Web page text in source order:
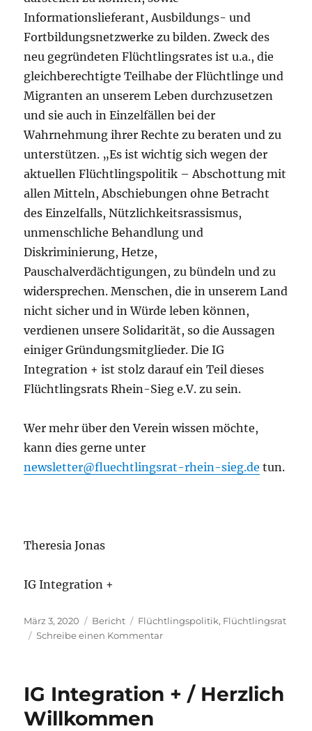
Informationslieferant, Ausbildungs- und
Fortbildungsnetzwerke zu bilden. Zweck des
neu gegründeten Flüchtlingsrates ist u.a., die
gleichberechtigte Teilhabe der Flüchtlinge und
Migranten an unserem Leben durchzusetzen
und sie auch in Einzelfällen bei der
Wahrnehmung ihrer Rechte zu beraten und zu
unterstützen. „Es ist wichtig sich wegen der
aktuellen Flüchtlingspolitik – Abschottung mit
allen Mitteln, Abschiebungen ohne Betracht
des Einzelfalls, Nützlichkeitsrassismus,
unmenschliche Behandlung und
Diskriminierung, Hetze,
Pauschalverdächtigungen, zu bündeln und zu
widersprechen. Menschen, die in unserem Land
nicht sicher und in Würde leben können,
verdienen unsere Solidarität, so die Aussagen
einiger Gründungsmitglieder. Die IG
Integration + ist stolz darauf ein Teil dieses
Flüchtlingsrats Rhein-Sieg e.V. zu sein.
Wer mehr über den Verein wissen möchte,
kann dies gerne unter
newsletter@fluechtlingsrat-rhein-sieg.de tun.
Theresia Jonas
IG Integration +
Veröffentlicht
am
März 3, 2020 Kategorien
Bericht Schlagwörter
Flüchtlingspolitik, Flüchtlingsrat
Schreibe einen Kommentarzu
Sieg
IG Integration + / Herzlich
Willkommen